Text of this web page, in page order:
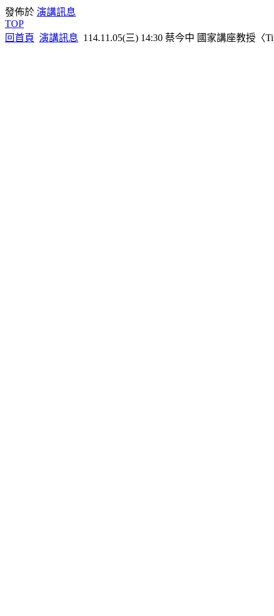
發佈於 演講訊息
TOP
回首頁 演講訊息 114.11.05(三) 14:30 蔡今中 國家講座教授〈